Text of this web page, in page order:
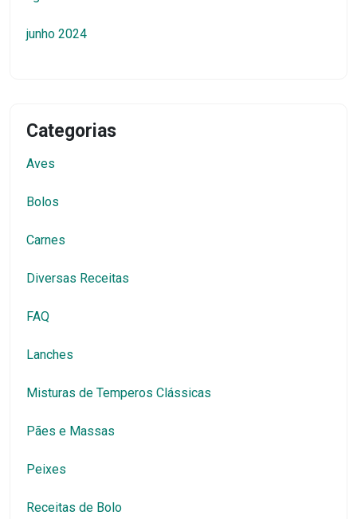
junho 2024
Categorias
Aves
Bolos
Carnes
Diversas Receitas
FAQ
Lanches
Misturas de Temperos Clássicas
Pães e Massas
Peixes
Receitas de Bolo